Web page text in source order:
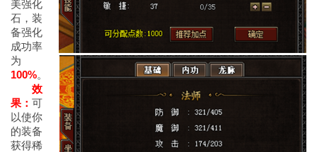
美强化
石，装
备强化
成功率
为
100%。
效
果： 可
以使你
的装备
获得稀